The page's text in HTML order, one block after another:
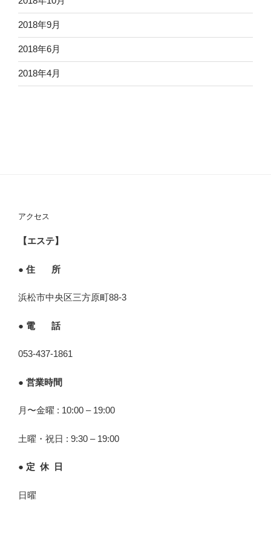
2018年9月
2018年6月
2018年4月
アクセス
【エステ】
● 住 所
浜松市中央区三方原町88-3
● 電 話
053-437-1861
● 営業時間
月〜金曜 : 10:00 – 19:00
土曜・祝日 : 9:30 – 19:00
● 定 休 日
日曜